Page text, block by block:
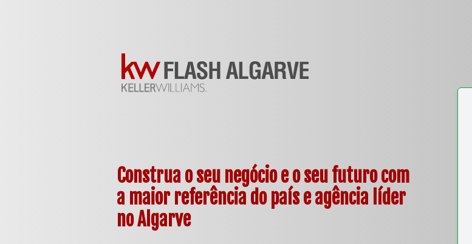
Construa o seu negócio e o seu futuro com
a maior referência do país e agência líder
no Algarve